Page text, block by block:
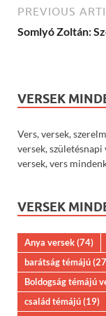
PREVIOUS
Somlyó Zoltán:
VERSEK
Vers, versek,
versek,
versek, vers
VERSEK
Anya versek(74)
barátság témájú
Boldogság témájú
család témájú(19)